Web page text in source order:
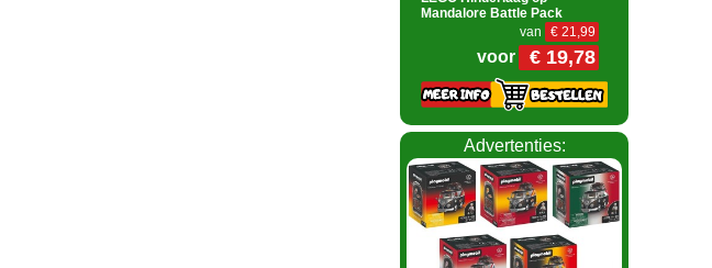
Mandalore Battle Pack
€ 21,99
van
€ 19,78
voor
Advertenties: